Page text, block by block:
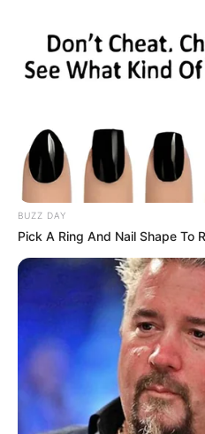
TAGS
ΠΑΡΑΛΙΕΣ ΕΥΒΟΙΑΣ
BUZZ DAY
Pick A Ring And Nail Shape To